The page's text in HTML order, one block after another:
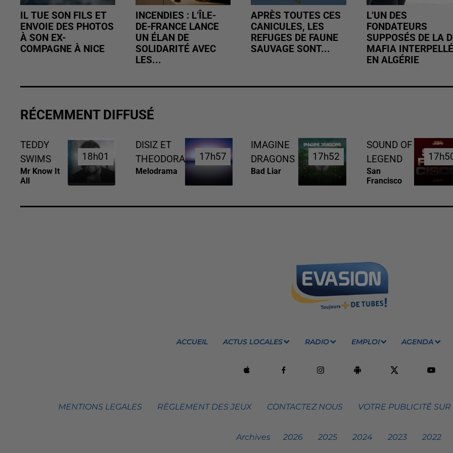
IL TUE SON FILS ET
ENVOIE DES PHOTOS
À SON EX-
COMPAGNE À NICE
INCENDIES : L’ÎLE-
DE-FRANCE LANCE
UN ÉLAN DE
SOLIDARITÉ AVEC
LES...
APRÈS TOUTES CES
CANICULES, LES
REFUGES DE FAUNE
SAUVAGE SONT...
L’UN DES
FONDATEURS
SUPPOSÉS DE LA
MAFIA INTERPELLÉ
EN ALGÉRIE
RÉCEMMENT DIFFUSÉ
TEDDY
SWIMS
Mr Know It
All
18h01
18h01
DISIZ ET
THEODORA
Melodrama
17h57
17h57
IMAGINE
DRAGONS
Bad Liar
17h52
17h52
SOUND OF
LEGEND
San
Francisco
ACCUEIL ACTUS LOCALES RADIO EMPLOI AGENDA
MENTIONS LEGALES RÈGLEMENT DES JEUX CONTACTEZ NOUS VOTRE PUBLICITÉ
Archives 2026 2025 2024 2023 2022